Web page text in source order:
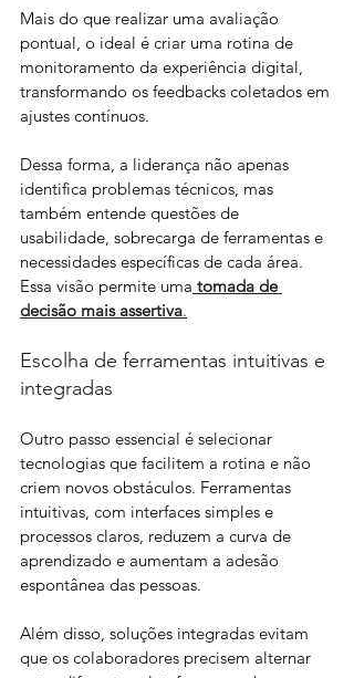
Mais do que realizar uma avaliação
pontual, o ideal é criar uma rotina de
monitoramento da experiência digital,
transformando os feedbacks coletados em
ajustes contínuos.
Dessa forma, a liderança não apenas
identifica problemas técnicos, mas
também entende questões de
usabilidade, sobrecarga de ferramentas e
necessidades específicas de cada área.
Essa visão permite uma tomada de
decisão mais assertiva.
Escolha de ferramentas intuitivas e
integradas
Outro passo essencial é selecionar
tecnologias que facilitem a rotina e não
criem novos obstáculos. Ferramentas
intuitivas, com interfaces simples e
processos claros, reduzem a curva de
aprendizado e aumentam a adesão
espontânea das pessoas.
Além disso, soluções integradas evitam
que os colaboradores precisem alternar